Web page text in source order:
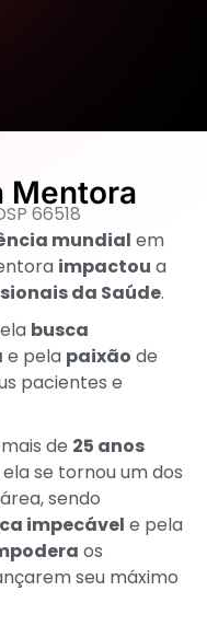
Mentora
66518
mundial em
impactou a
da Saúde.
busca
e pela paixão de
pacientes e
de 25 anos
ela se tornou um dos
sendo
impecável e pela
os
seu máximo